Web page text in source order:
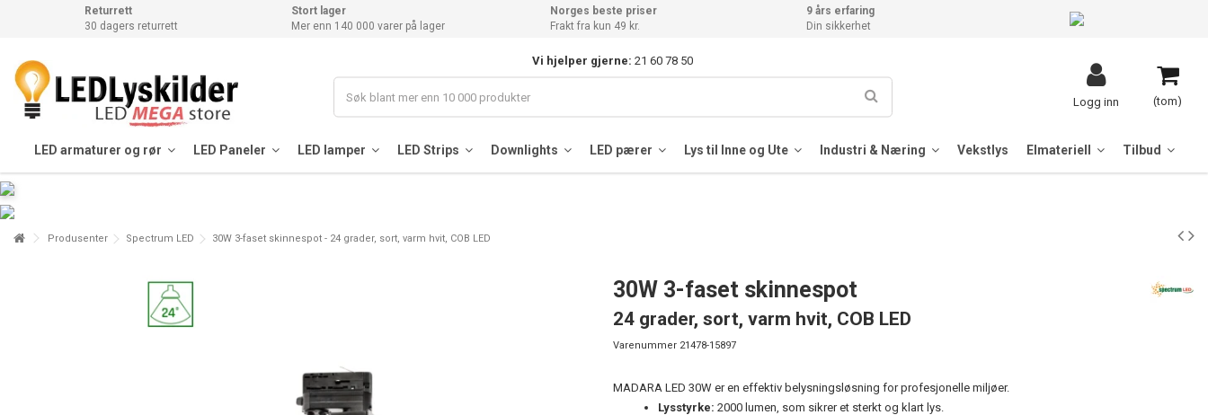
Returrett
30 dagers returrett
Stort lager
Mer enn 140 000 varer på lager
Norges beste priser
Frakt fra kun 49 kr.
9 års erfaring
Din sikkerhet
Vi hjelper gjerne: 21 60 78 50
(tom)
Logg inn
LED armaturer og rør LED Paneler LED lamper LED Strips Downlights LED pærer Lys til Inne og Ute Industri & Næring Vekstlys Elmateriell Tilbud
Produsenter Spectrum LED 30W 3-faset skinnespot - 24 grader, sort, varm hvit, COB LED
30W 3-faset skinnespot
24 grader, sort, varm hvit, COB LED
Varenummer 21478-15897
MADARA LED 30W er en effektiv belysningsløsning for profesjonelle miljøer.
Lysstyrke: 2000 lumen, som sikrer et sterkt og klart lys.